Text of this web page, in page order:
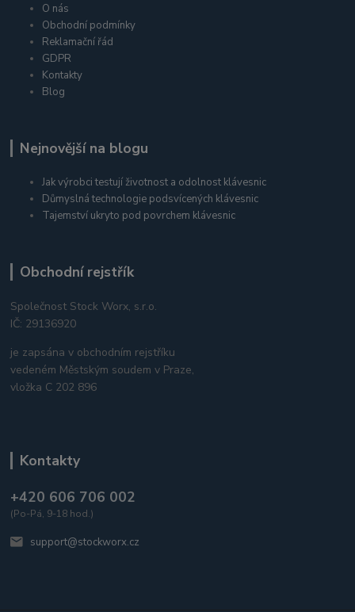
O nás
Obchodní podmínky
Reklamační řád
GDPR
Kontakty
Blog
Nejnovější na blogu
Jak výrobci testují životnost a odolnost klávesnic
Důmyslná technologie podsvícených klávesnic
Tajemství ukryto pod povrchem klávesnic
Obchodní rejstřík
Společnost Stock Worx, s.r.o.
IČ: 29136920
je zapsána v obchodním rejstříku
vedeném Městským soudem v Praze,
vložka C 202 896
Kontakty
+420 606 706 002
(Po-Pá, 9-18 hod.)
support@stockworx.cz